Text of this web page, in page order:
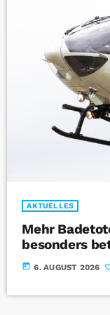
AKTUELLES
Mehr
besonders
today 6. AUGUST 2026